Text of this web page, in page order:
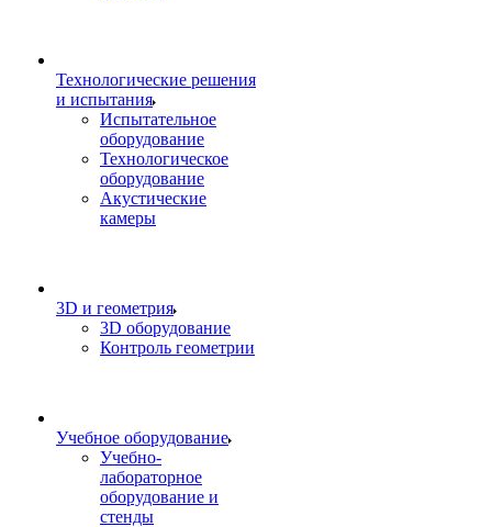
Технологические решения
и испытания
Испытательное
оборудование
Технологическое
оборудование
Акустические
камеры
3D и геометрия
3D оборудование
Контроль геометрии
Учебное оборудование
Учебно-
лабораторное
оборудование и
стенды